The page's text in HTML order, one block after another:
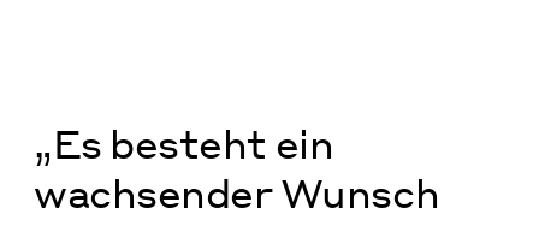
„Es besteht ein
wachsender Wunsch